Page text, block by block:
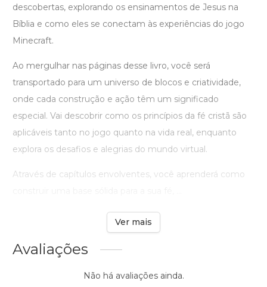
descobertas, explorando os ensinamentos de Jesus na
Bíblia e como eles se conectam às experiências do jogo
Minecraft.
Ao mergulhar nas páginas desse livro, você será
transportado para um universo de blocos e criatividade,
onde cada construção e ação têm um significado
especial. Vai descobrir como os princípios da fé cristã são
aplicáveis tanto no jogo quanto na vida real, enquanto
explora os desafios e alegrias do mundo virtual.
Através de capítulos envolventes, você aprenderá como
Ver mais
Avaliações
Não há avaliações ainda.